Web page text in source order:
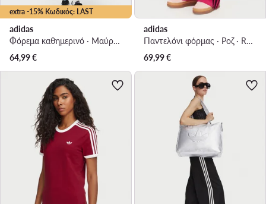
extra -15% Κωδικός: LAST
adidas
Φόρεμα καθημερινό · Μαύρο · Midi
64,99€
adidas
Παντελόνι φόρμας · Ροζ · Relaxed Fit
69,99€